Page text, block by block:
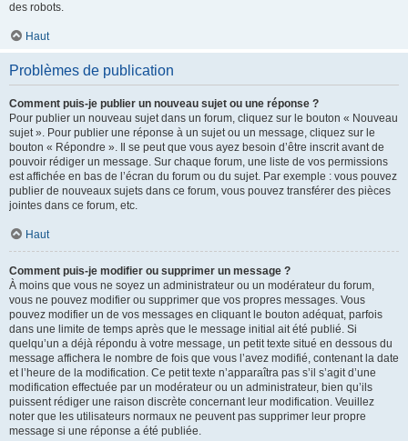
des robots.
Haut
Problèmes de publication
Comment puis-je publier un nouveau sujet ou une réponse ?
Pour publier un nouveau sujet dans un forum, cliquez sur le bouton « Nouveau
sujet ». Pour publier une réponse à un sujet ou un message, cliquez sur le
bouton « Répondre ». Il se peut que vous ayez besoin d’être inscrit avant de
pouvoir rédiger un message. Sur chaque forum, une liste de vos permissions
est affichée en bas de l’écran du forum ou du sujet. Par exemple : vous pouvez
publier de nouveaux sujets dans ce forum, vous pouvez transférer des pièces
jointes dans ce forum, etc.
Haut
Comment puis-je modifier ou supprimer un message ?
À moins que vous ne soyez un administrateur ou un modérateur du forum,
vous ne pouvez modifier ou supprimer que vos propres messages. Vous
pouvez modifier un de vos messages en cliquant le bouton adéquat, parfois
dans une limite de temps après que le message initial ait été publié. Si
quelqu’un a déjà répondu à votre message, un petit texte situé en dessous du
message affichera le nombre de fois que vous l’avez modifié, contenant la date
et l’heure de la modification. Ce petit texte n’apparaîtra pas s’il s’agit d’une
modification effectuée par un modérateur ou un administrateur, bien qu’ils
puissent rédiger une raison discrète concernant leur modification. Veuillez
noter que les utilisateurs normaux ne peuvent pas supprimer leur propre
message si une réponse a été publiée.